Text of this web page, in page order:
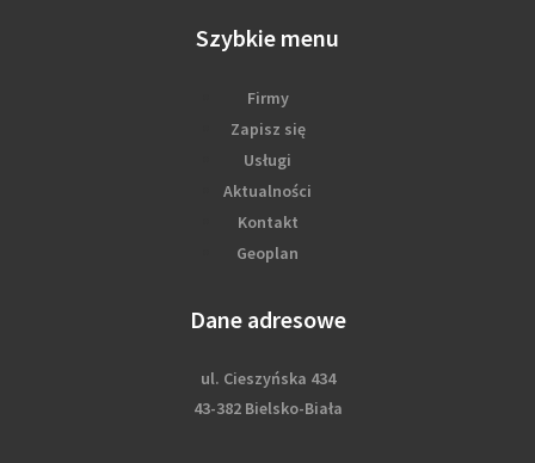
Szybkie menu
Firmy
Zapisz się
Usługi
Aktualności
Kontakt
Geoplan
Dane adresowe
ul. Cieszyńska 434
43-382 Bielsko-Biała